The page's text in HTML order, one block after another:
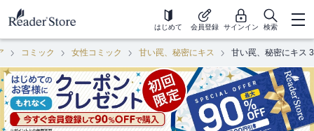
はじめて 会員登録 サインイン 検索
コミック 女性コミック 甘い罠、秘密にキス 甘い罠、秘密にキス 3